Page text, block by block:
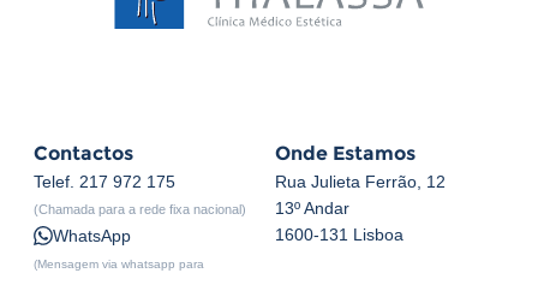
Contactos
Telef. 217 972 175
(Chamada para a rede fixa nacional)
WhatsApp
(Mensagem via whatsapp para
Onde Estamos
Rua Julieta Ferrão, 12
13º Andar
1600-131 Lisboa